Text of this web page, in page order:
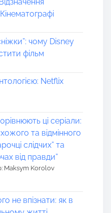
чому Disney
фільм
Netflix
ці серіали:
та відмінного
слідчих” та
від правди”
Maksym Korolov
не впізнати: як в